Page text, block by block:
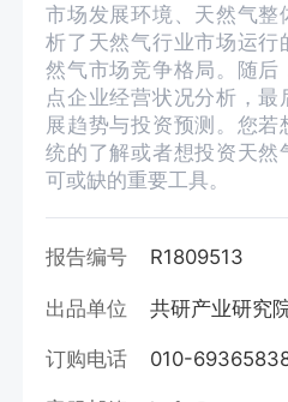
市场发展环境、天然气整
析了天然气行业市场运行
然气市场竞争格局。随后
点企业经营状况分析，
展趋势与投资预测。您
统的了解或者想投资天然
可或缺的重要工具。
报告编号 R1809513
出品单位 共研产业研究
订购电话 010-